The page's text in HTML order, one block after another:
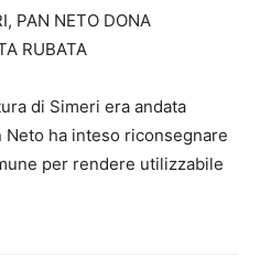
PAN NETO DONA
RUBATA
di Simeri era andata
ha inteso riconsegnare
per rendere utilizzabile